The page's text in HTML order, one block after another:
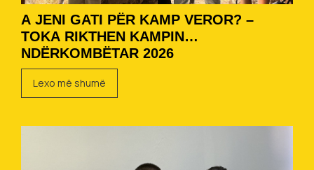
A JENI GATI PËR KAMP VEROR? –
TOKA RIKTHEN KAMPIN
NDËRKOMBËTAR 2026
Lexo më shumë